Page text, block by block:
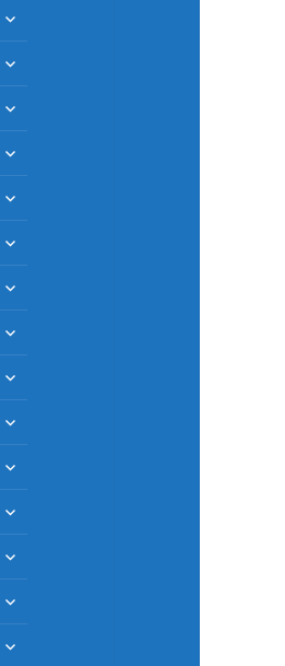
меню
раскрыть
меню
раскрыть
меню
раскрыть
меню
раскрыть
меню
раскрыть
меню
раскрыть
меню
раскрыть
меню
раскрыть
меню
раскрыть
меню
раскрыть
меню
раскрыть
меню
раскрыть
меню
раскрыть
меню
раскрыть
меню
раскрыть